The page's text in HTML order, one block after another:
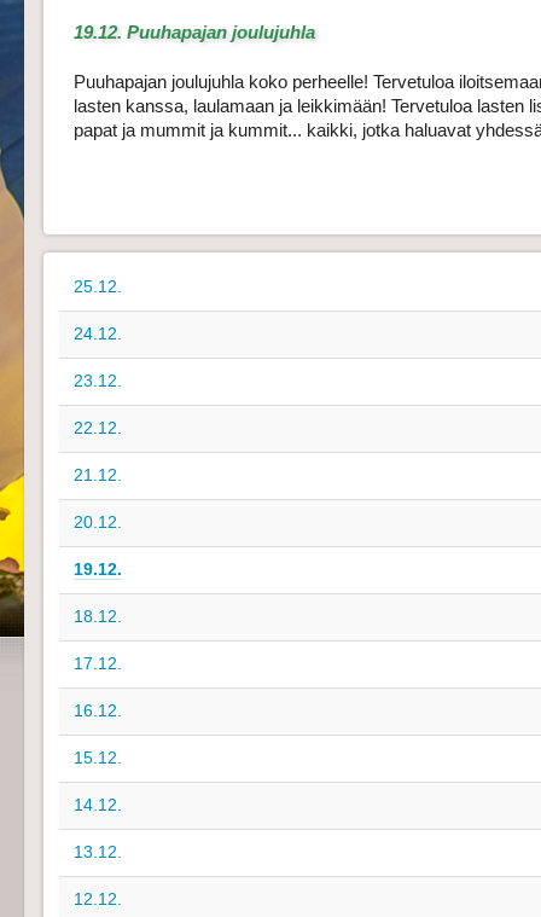
19.12. Puuhapajan joulujuhla
Puuhapajan joulujuhla koko perheelle! Tervetuloa
lasten kanssa, laulamaan ja leikkimään! Tervetuloa lasten
papat ja mummit ja kummit... kaikki, jotka haluavat
25.12.
24.12.
23.12.
22.12.
21.12.
20.12.
19.12.
18.12.
17.12.
16.12.
15.12.
14.12.
13.12.
12.12.